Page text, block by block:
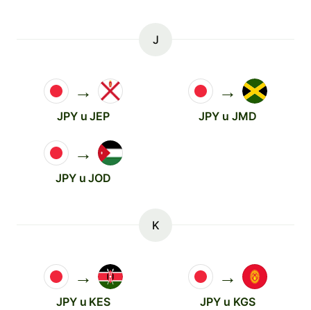
J
→
JPY u JEP
→
JPY u JMD
→
JPY u JOD
K
→
JPY u KES
→
JPY u KGS